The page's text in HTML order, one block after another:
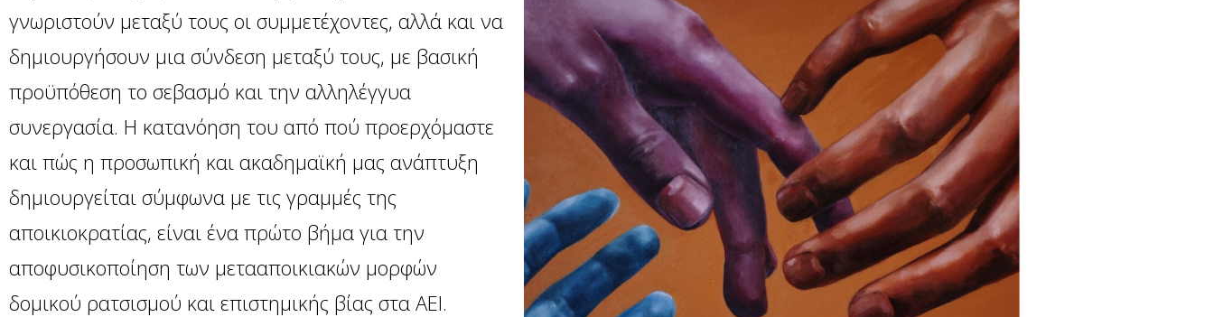
γνωριστούν μεταξύ τους οι συμμετέχοντες, αλλά και να
δημιουργήσουν μια σύνδεση μεταξύ τους, με βασική
προϋπόθεση το σεβασμό και την αλληλέγγυα
συνεργασία. Η κατανόηση του από πού προερχόμαστε
και πώς η προσωπική και ακαδημαϊκή μας ανάπτυξη
δημιουργείται σύμφωνα με τις γραμμές της
αποικιοκρατίας, είναι ένα πρώτο βήμα για την
αποφυσικοποίηση των μετααποικιακών μορφών
δομικού ρατσισμού και επιστημικής βίας στα ΑΕΙ.